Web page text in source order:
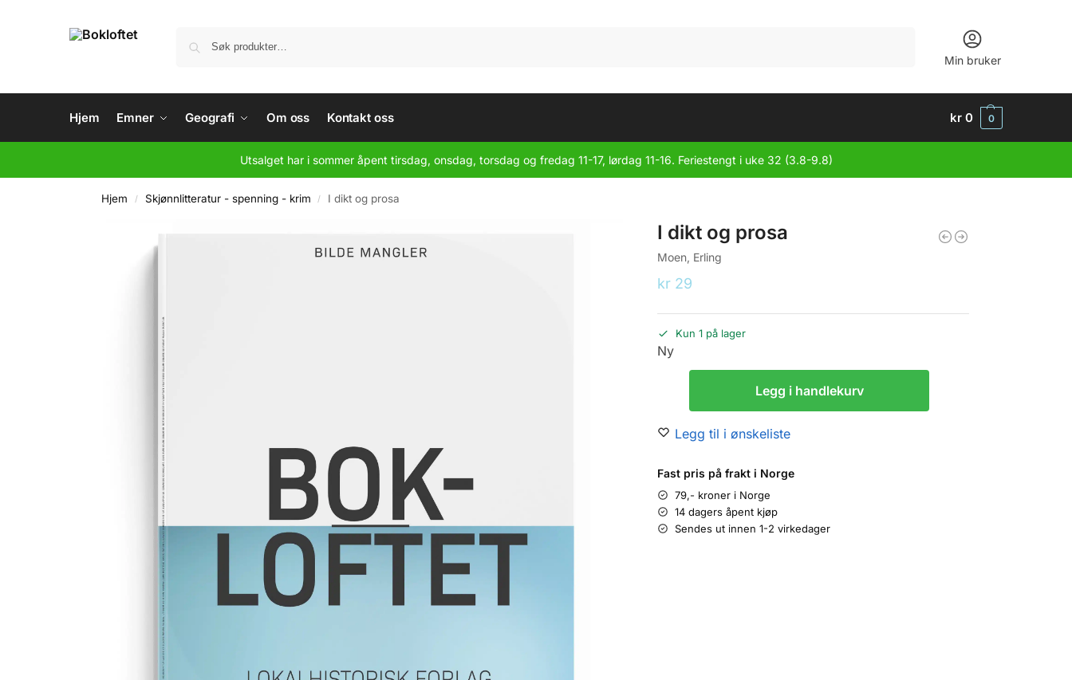
Min bruker
Hjem Emner Geografi Om oss Kontakt oss kr 0 0
Utsalget har i sommer åpent tirsdag, onsdag, torsdag og fredag 11-17, lørdag 11-16. Feriestengt i uke 32 (3.8-9.8)
Hjem / Skjønnlitteratur - spenning - krim / I dikt og prosa
I dikt og prosa
Moen, Erling
kr 29
Kun 1 på lager
Ny
Legg i handlekurv
Legg til i ønskeliste
Fast pris på frakt i Norge
79,- kroner i Norge
14 dagers åpent kjøp
Sendes ut innen 1-2 virkedager